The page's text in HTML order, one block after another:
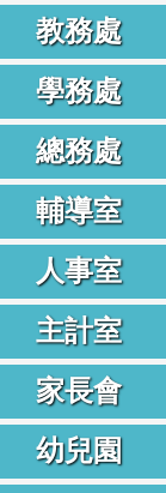
教務處
學務處
總務處
輔導室
人事室
主計室
家長會
幼兒園